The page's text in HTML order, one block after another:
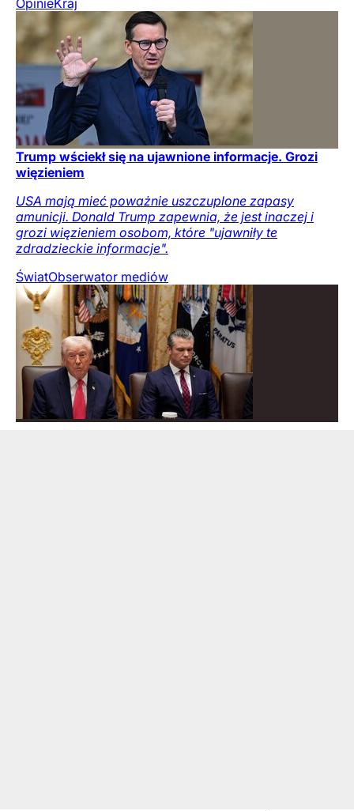
Trump wściekł się na ujawnione informacje. Grozi
więzieniem
USA mają mieć poważnie uszczuplone zapasy
amunicji. Donald Trump zapewnia, że jest inaczej i
grozi więzieniem osobom, które "ujawniły te
zdradzieckie informacje".
ŚwiatObserwator mediów